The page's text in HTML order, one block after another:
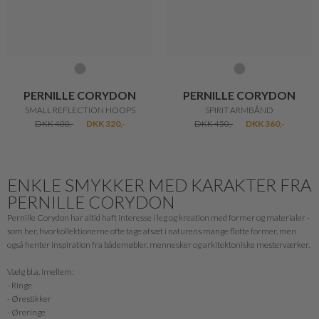
PERNILLE CORYDON
SMALL REFLECTION HOOPS
DKK 400,-
DKK 320,-
PERNILLE CORYDON
SPIRIT ARMBÅND
DKK 450,-
DKK 360,-
ENKLE SMYKKER MED KARAKTER FRA
PERNILLE CORYDON
Pernille Corydon har altid haft interesse i leg og kreation med former og materialer -
som her, hvorkollektionerne ofte tage afsæt i naturens mange flotte former, men
også henter inspiration fra bådemøbler, mennesker og arkitektoniske mesterværker.
Vælg bl.a. imellem:
- Ringe
- Ørestikker
- Øreringe